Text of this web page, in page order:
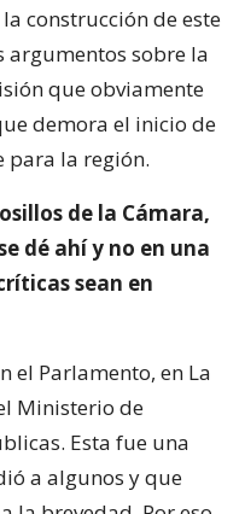
construcción de este
argumentos sobre la
que obviamente
demora el inicio de
para la región.
de la Cámara,
dé ahí y no en una
sean en
el Parlamento, en La
Ministerio de
Esta fue una
a algunos y que